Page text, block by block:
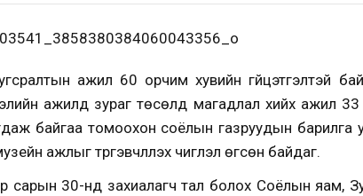
ажил 60 орчим хувийн гүйцэтгэлтэй
ажилд зураг төсөлд магадлал хийх ажил
байгаа томоохон соёлын газруудын барилга
ажлыг түргэвчлүүлэх чиглэл өгсөн байдаг.
сарын 30-нд захиалагч тал болох Соёлын яам,